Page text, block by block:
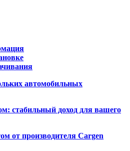
автомобильных
стабильный доход для вашего
от производителя Cargen